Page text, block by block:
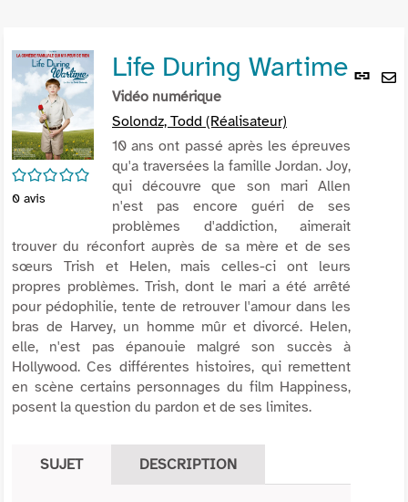
Lien
/5
0 avis
Life During Wartime
Vidéo numérique
Solondz, Todd (Réalisateur)
10 ans ont passé après les épreuves
qu'a traversées la famille Jordan. Joy,
qui découvre que son mari Allen
n'est pas encore guéri de ses
problèmes d'addiction, aimerait
trouver du réconfort auprès de sa mère et de ses
sœurs Trish et Helen, mais celles-ci ont leurs
propres problèmes. Trish, dont le mari a été arrêté
pour pédophilie, tente de retrouver l'amour dans les
bras de Harvey, un homme mûr et divorcé. Helen,
elle, n'est pas épanouie malgré son succès à
Hollywood. Ces différentes histoires, qui remettent
en scène certains personnages du film Happiness,
posent la question du pardon et de ses limites.
SUJET DESCRIPTION